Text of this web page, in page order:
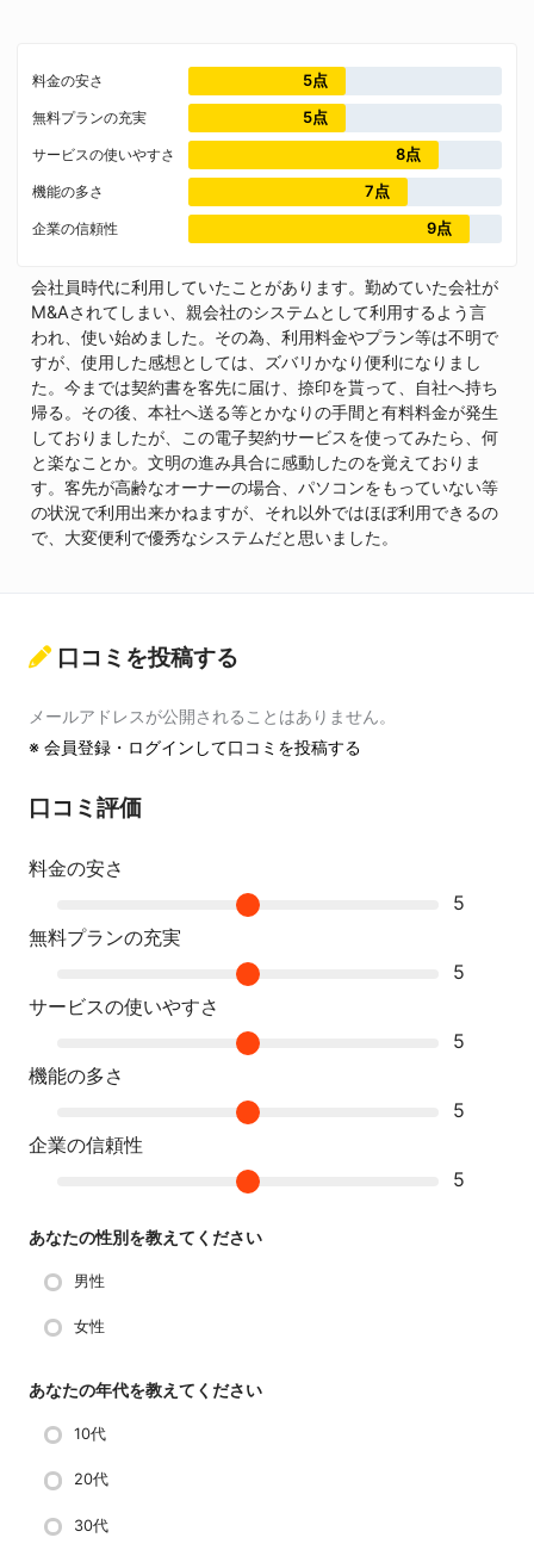
料金の安さ 5点
無料プランの充実 5点
サービスの使いやすさ 8点
機能の多さ 7点
企業の信頼性 9点
会社員時代に利用していたことがあります。勤めていた会社が
M&Aされてしまい、親会社のシステムとして利用するよう言
われ、使い始めました。その為、利用料金やプラン等は不明で
すが、使用した感想としては、ズバリかなり便利になりまし
た。今までは契約書を客先に届け、捺印を貰って、自社へ持ち
帰る。その後、本社へ送る等とかなりの手間と有料料金が発生
しておりましたが、この電子契約サービスを使ってみたら、何
と楽なことか。文明の進み具合に感動したのを覚えておりま
す。客先が高齢なオーナーの場合、パソコンをもっていない等
の状況で利用出来かねますが、それ以外ではほぼ利用できるの
で、大変便利で優秀なシステムだと思いました。
口コミを投稿する
メールアドレスが公開されることはありません。
※ 会員登録・ログインして口コミを投稿する
口コミ評価
料金の安さ
5
無料プランの充実
5
サービスの使いやすさ
5
機能の多さ
5
企業の信頼性
5
あなたの性別を教えてください
男性
女性
あなたの年代を教えてください
10代
20代
30代